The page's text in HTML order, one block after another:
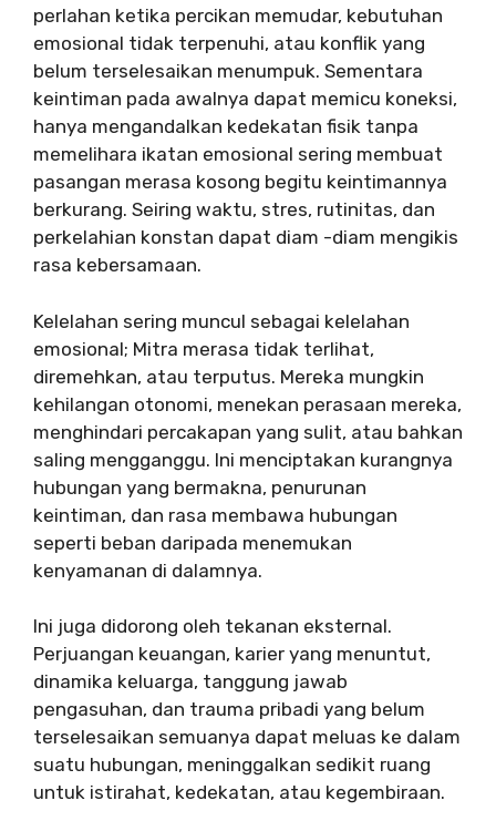
perlahan ketika percikan memudar, kebutuhan
emosional tidak terpenuhi, atau konflik yang
belum terselesaikan menumpuk. Sementara
keintiman pada awalnya dapat memicu koneksi,
hanya mengandalkan kedekatan fisik tanpa
memelihara ikatan emosional sering membuat
pasangan merasa kosong begitu keintimannya
berkurang. Seiring waktu, stres, rutinitas, dan
perkelahian konstan dapat diam -diam mengikis
rasa kebersamaan.
Kelelahan sering muncul sebagai kelelahan
emosional; Mitra merasa tidak terlihat,
diremehkan, atau terputus. Mereka mungkin
kehilangan otonomi, menekan perasaan mereka,
menghindari percakapan yang sulit, atau bahkan
saling mengganggu. Ini menciptakan kurangnya
hubungan yang bermakna, penurunan
keintiman, dan rasa membawa hubungan
seperti beban daripada menemukan
kenyamanan di dalamnya.
Ini juga didorong oleh tekanan eksternal.
Perjuangan keuangan, karier yang menuntut,
dinamika keluarga, tanggung jawab
pengasuhan, dan trauma pribadi yang belum
terselesaikan semuanya dapat meluas ke dalam
suatu hubungan, meninggalkan sedikit ruang
untuk istirahat, kedekatan, atau kegembiraan.